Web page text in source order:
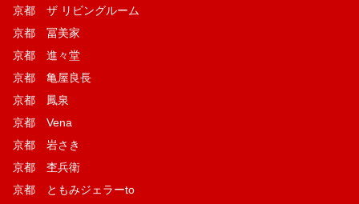
京都 ザ リビングルーム
京都 冨美家
京都 進々堂
京都 亀屋良長
京都 鳳泉
京都 Vena
京都 岩さき
京都 杢兵衛
京都 ともみジェラーto